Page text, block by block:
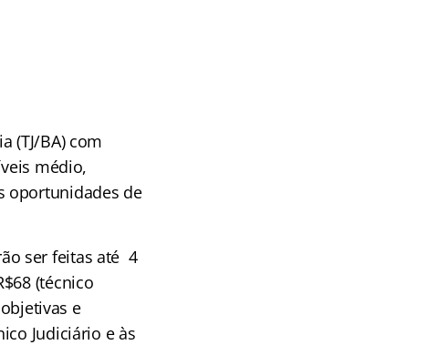
(TJ/BA) com
médio,
oportunidades de
ser feitas até 4
(técnico
e
Judiciário e às